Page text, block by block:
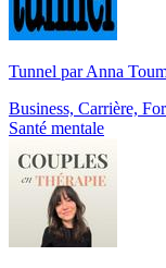
Tunnel par Anna
Business, Carrière,
Santé mentale